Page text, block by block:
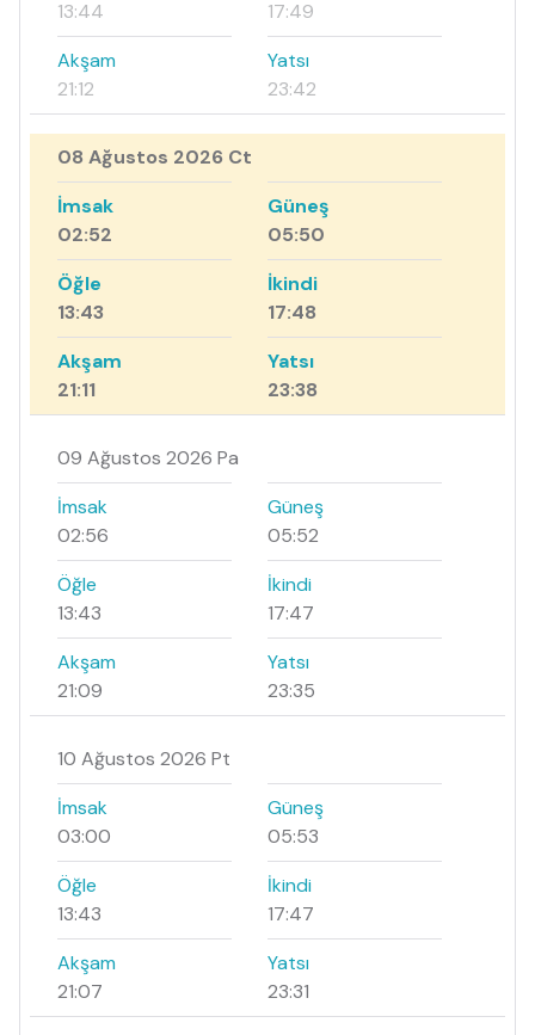
13:44
17:49
Akşam
21:12
Yatsı
23:42
08 Ağustos 2026 Ct
İmsak
02:52
Güneş
05:50
Öğle
13:43
İkindi
17:48
Akşam
21:11
Yatsı
23:38
09 Ağustos 2026 Pa
İmsak
02:56
Güneş
05:52
Öğle
13:43
İkindi
17:47
Akşam
21:09
Yatsı
23:35
10 Ağustos 2026 Pt
İmsak
03:00
Güneş
05:53
Öğle
13:43
İkindi
17:47
Akşam
21:07
Yatsı
23:31